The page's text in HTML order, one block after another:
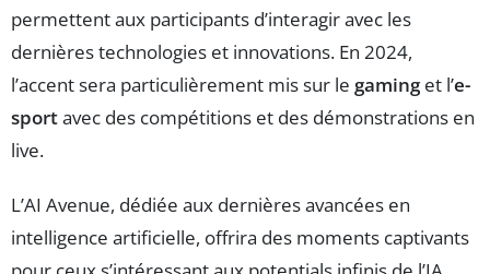
permettent aux participants d’interagir avec les
dernières technologies et innovations. En 2024,
l’accent sera particulièrement mis sur le gaminget l’e-
sportavec des compétitions et des démonstrations en
live.
L’AI Avenue, dédiée aux dernières avancées en
intelligence artificielle, offrira des moments captivants